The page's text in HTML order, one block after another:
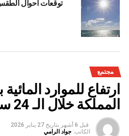
توقعات أحوال الطقس
مجتمع
ارتفاع للموارد
المملكة خلال الـ 24 ساعة الماضية
قبل 6 أشهر بتاريخ 27 يناير 2026
الكاتب: جواد الرامي